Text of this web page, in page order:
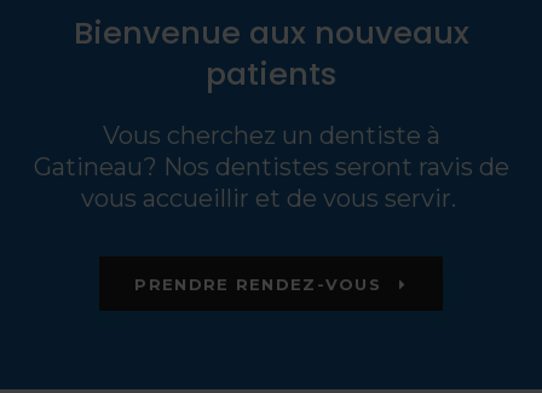
Bienvenue aux nouveaux
patients
Vous cherchez un dentiste à
Gatineau? Nos dentistes seront ravis de
vous accueillir et de vous servir.
PRENDRE RENDEZ-VOUS